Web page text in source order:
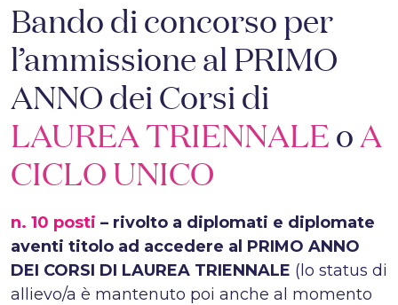
Bando di concorso per
l’ammissione al PRIMO
ANNO dei Corsi di
LAUREA TRIENNALE oA
CICLO UNICO
n. 10 posti – rivolto a diplomati e diplomate
aventi titolo ad accedere al PRIMO ANNO
DEI CORSI DI LAUREA TRIENNALE (lo status di
allievo/a è mantenuto poi anche al momento